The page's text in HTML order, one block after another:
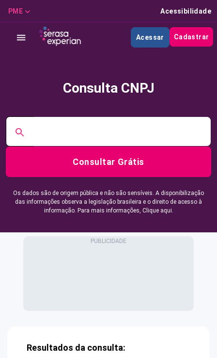
PME Acessibilidade
Acessar Cadastrar
Consulta CNPJ
Consultar Grátis
Os dados são de origem pública e não são sensíveis. A disponibilização
das informações observa a legislação brasileira e o direito de acesso à
informação. Para mais informações, Clique aqui.
Resultados da consulta: